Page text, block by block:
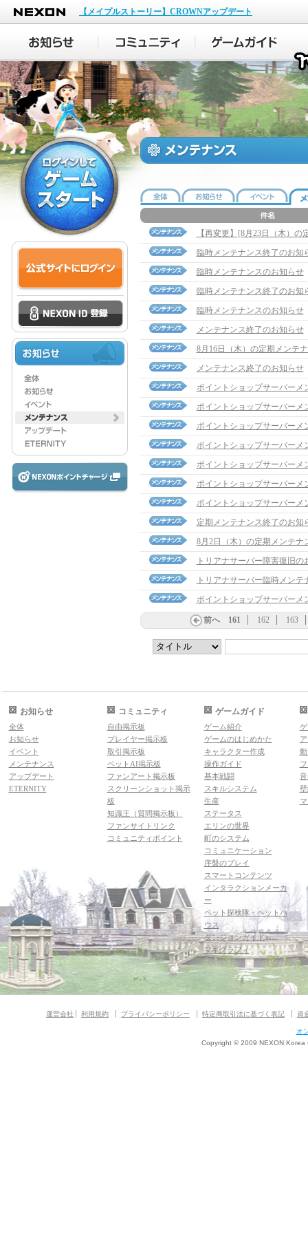
NEXON
【メイプルストーリー】CROWNアップデート
【再変更】[8月23日（木）
臨時メンテナンス終了のお知
臨時メンテナンスのお知らせ
臨時メンテナンス終了のお知
臨時メンテナンスのお知らせ
メンテナンス終了のお知らせ
8月16日（木）の定期メンテ
メンテナンス終了のお知らせ
ポイントショップサーバーメ
ポイントショップサーバーメ
ポイントショップサーバーメ
ポイントショップサーバーメ
ポイントショップサーバーメ
ポイントショップサーバーメ
ポイントショップサーバーメ
定期メンテナンス終了のお知
8月2日（木）の定期メンテナ
トリアナサーバー障害復旧の
トリアナサーバー臨時メンテ
ポイントショップサーバーメ
前へ 161 162 163
お知らせ
全体
お知らせ
イベント
メンテナンス
アップデート
ETERNITY
コミュニティ
自由掲示板
プレイヤー掲示板
取引掲示板
ペットAI掲示板
ファンアート掲示板
スクリーンショット掲示
板
知識王（質問掲示板）
ファンサイトリンク
コミュニティポイント
ゲームガイド
ゲーム紹介
ゲームのはじめかた
キャラクター作成
操作ガイド
基本戦闘
スキルシステム
生産
ステータス
エリンの世界
町のシステム
コミュニケーション
序盤のプレイ
スマートコンテンツ
インタラクションメーカ
ー
ペット探検隊・ペットハ
ウス
ダンジョンガイド
マギグラフィ
運営会社 利用規約 プライバシーポリシー 特定商取引法に基づく表記 資
オ
Copyright © 2009 NEXON Korea